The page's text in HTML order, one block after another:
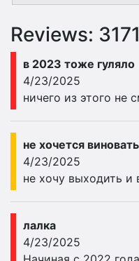
Reviews: 3171
в 2023 тоже гуляло
4/23/2025
ничего из этого не
не хочется
4/23/2025
не хочу выходить и
лалка
4/23/2025